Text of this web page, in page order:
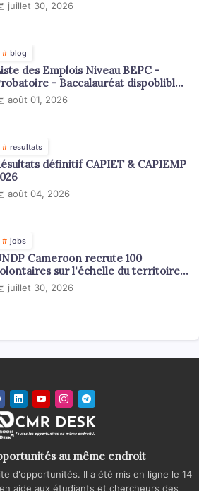
juillet 30, 2026
blog
des Emplois Niveau BEPC -
- Baccalauréat dispoblible
2026
août 01, 2026
resultats
définitif CAPIET & CAPIEMP
août 04, 2026
jobs
Cameroon recrute 100
sur l'échelle du territoire
juillet 30, 2026
au même endroit
d'opportunités. Il a été mis en ligne le 14
aide aux étudiants et chercheurs des